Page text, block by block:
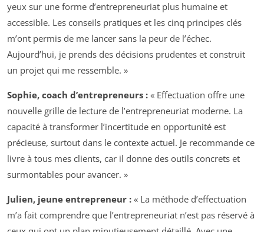
yeux sur une forme d’entrepreneuriat plus humaine et
accessible. Les conseils pratiques et les cinq principes clés
m’ont permis de me lancer sans la peur de l’échec.
Aujourd’hui, je prends des décisions prudentes et construit
un projet qui me ressemble. »
Sophie, coach d’entrepreneurs : « Effectuation offre une
nouvelle grille de lecture de l’entrepreneuriat moderne. La
capacité à transformer l’incertitude en opportunité est
précieuse, surtout dans le contexte actuel. Je recommande ce
livre à tous mes clients, car il donne des outils concrets et
surmontables pour avancer. »
Julien, jeune entrepreneur : « La méthode d’effectuation
m’a fait comprendre que l’entrepreneuriat n’est pas réservé à